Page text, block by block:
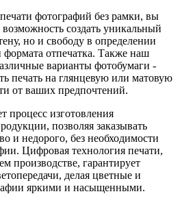
фотографий без рамки, вы
возможность создать уникальный
но и свободу в определении
формата отпечатка. Также наш
варианты фотобумаги -
печать на глянцевую или матовую
от ваших предпочтений.
процесс изготовления
позволяя заказывать
и недорого, без необходимости
Цифровая технология печати,
производстве, гарантирует
делая цветные и
яркими и насыщенными.